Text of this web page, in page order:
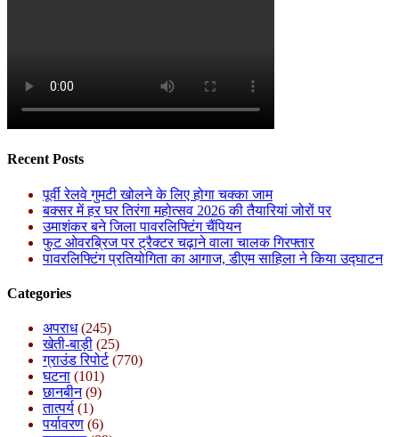
Recent Posts
पूर्वी रेलवे गुमटी खोलने के लिए होगा चक्का जाम
बक्सर में हर घर तिरंगा महोत्सव 2026 की तैयारियां जोरों पर
उमाशंकर बने जिला पावरलिफ्टिंग चैंपियन
फुट ओवरब्रिज पर ट्रैक्टर चढ़ाने वाला चालक गिरफ्तार
पावरलिफ्टिंग प्रतियोगिता का आगाज, डीएम साहिला ने किया उद्घाटन
Categories
अपराध(245)
खेती-बाड़ी (25)
ग्राउंड रिपोर्ट(770)
घटना (101)
छानबीन(9)
तात्पर्य (1)
पर्यावरण (6)